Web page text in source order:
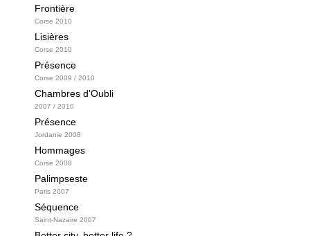
Frontière
Corse 2010
Lisières
Corse 2010
Présence
Corse 2009 / 2010
Chambres d'Oubli
2007 / 2010
Présence
Jordanie 2008
Hommages
Corse 2008
Palimpseste
Paris 2007
Séquence
Saint-Nazaire 2007